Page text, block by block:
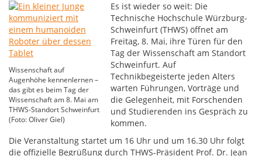
Wissenschaft auf
Augenhöhe kennenlernen –
das gibt es beim Tag der
Wissenschaft am 8. Mai am
THWS-Standort Schweinfurt
(Foto: Oliver Giel)
Es ist wieder so weit: Die
Technische Hochschule Würzburg-
Schweinfurt (THWS) öffnet am
Freitag, 8. Mai, ihre Türen für den
Tag der Wissenschaft am Standort
Schweinfurt. Auf
Technikbegeisterte jeden Alters
warten Führungen, Vorträge und
die Gelegenheit, mit Forschenden
und Studierenden ins Gespräch zu
kommen.
Die Veranstaltung startet um 16 Uhr und um 16.30 Uhr folgt
die offizielle Begrüßung durch THWS-Präsident Prof. Dr. Jean